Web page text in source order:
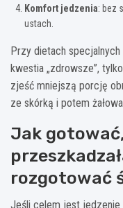
Komfort jedzenia: bez
ustach.
Przy dietach
kwestia „zdrowsze”,
zjeść mniejszą porcję
ze skórką i potem
Jak
rozgotować
Jeśli celem jest